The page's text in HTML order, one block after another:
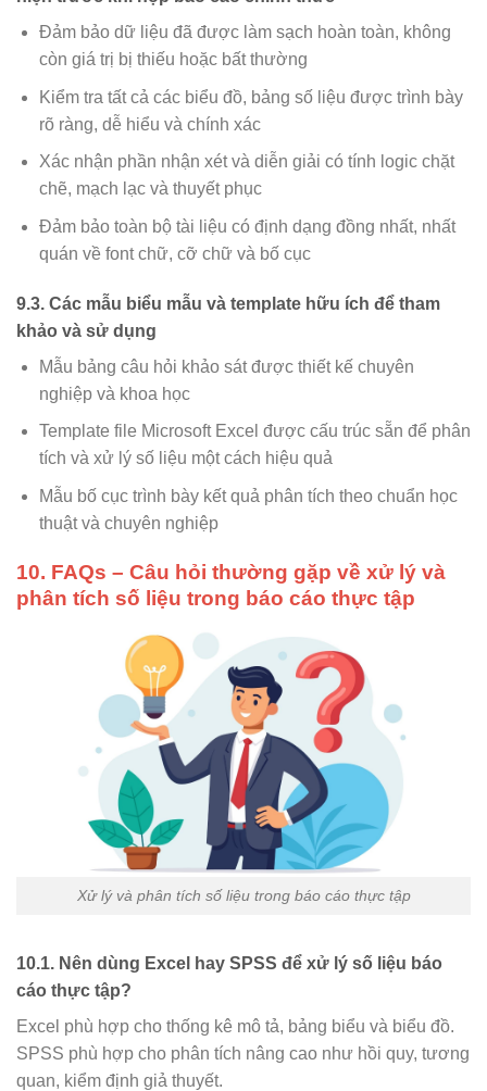
Đảm bảo dữ liệu đã được làm sạch hoàn toàn, không
còn giá trị bị thiếu hoặc bất thường
Kiểm tra tất cả các biểu đồ, bảng số liệu được trình bày
rõ ràng, dễ hiểu và chính xác
Xác nhận phần nhận xét và diễn giải có tính logic chặt
chẽ, mạch lạc và thuyết phục
Đảm bảo toàn bộ tài liệu có định dạng đồng nhất, nhất
quán về font chữ, cỡ chữ và bố cục
9.3. Các mẫu biểu mẫu và template hữu ích để tham
khảo và sử dụng
Mẫu bảng câu hỏi khảo sát được thiết kế chuyên
nghiệp và khoa học
Template file Microsoft Excel được cấu trúc sẵn để phân
tích và xử lý số liệu một cách hiệu quả
Mẫu bố cục trình bày kết quả phân tích theo chuẩn học
thuật và chuyên nghiệp
10. FAQs – Câu hỏi thường gặp về xử lý và
phân tích số liệu trong báo cáo thực tập
Xử lý và phân tích số liệu trong báo cáo thực tập
10.1. Nên dùng Excel hay SPSS để xử lý số liệu báo
cáo thực tập?
Excel phù hợp cho thống kê mô tả, bảng biểu và biểu đồ.
SPSS phù hợp cho phân tích nâng cao như hồi quy, tương
quan, kiểm định giả thuyết.